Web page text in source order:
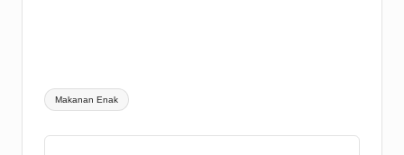
Tags:
Makanan Enak